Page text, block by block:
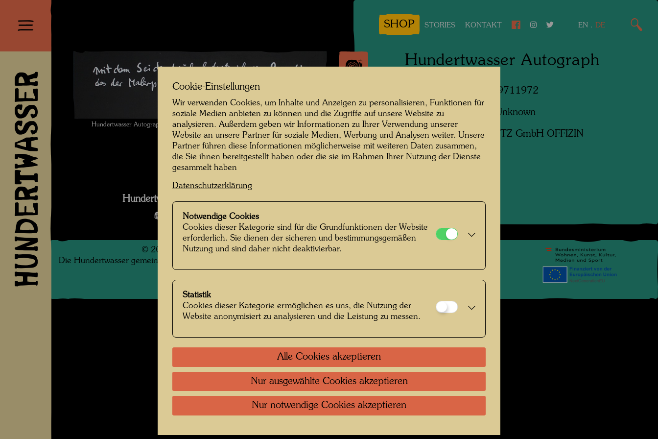
HUNDERTWASSER
SHOP STORIES KONTAKT EN . DE
Hundertwasser Autograph , Fotograf: Unbekannt Unknown © Günter DIETZ GmbH
OFFIZIN
Hundertwasser in den 1970er-Jahren
Bildergalerie öffnen
Hundertwasser Autograph
Lengmoos, Bayern, 19711972
Fotograf:Unbekannt Unknown
Copyright:Günter DIETZ GmbH OFFIZIN
© 2026
Die Hundertwasser gemeinnützige Privatstiftung Wien
Kontakt . Datenschutz
Cookie-Einstellungen
Wir verwenden Cookies, um Inhalte und Anzeigen zu personalisieren, Funktionen für
soziale Medien anbieten zu können und die Zugriffe auf unsere Website zu
analysieren. Außerdem geben wir Informationen zu Ihrer Verwendung unserer
Website an unsere Partner für soziale Medien, Werbung und Analysen weiter. Unsere
Partner führen diese Informationen möglicherweise mit weiteren Daten zusammen,
die Sie ihnen bereitgestellt haben oder die sie im Rahmen Ihrer Nutzung der Dienste
gesammelt haben
Datenschutzerklärung
Notwendige Cookies
Cookies dieser Kategorie sind für die Grundfunktionen der Website
erforderlich. Sie dienen der sicheren und bestimmungsgemäßen
Nutzung und sind daher nicht deaktivierbar.
Statistik
Cookies dieser Kategorie ermöglichen es uns, die Nutzung der
Website anonymisiert zu analysieren und die Leistung zu messen.
Alle Cookies akzeptieren
Nur ausgewählte Cookies akzeptieren
Nur notwendige Cookies akzeptieren